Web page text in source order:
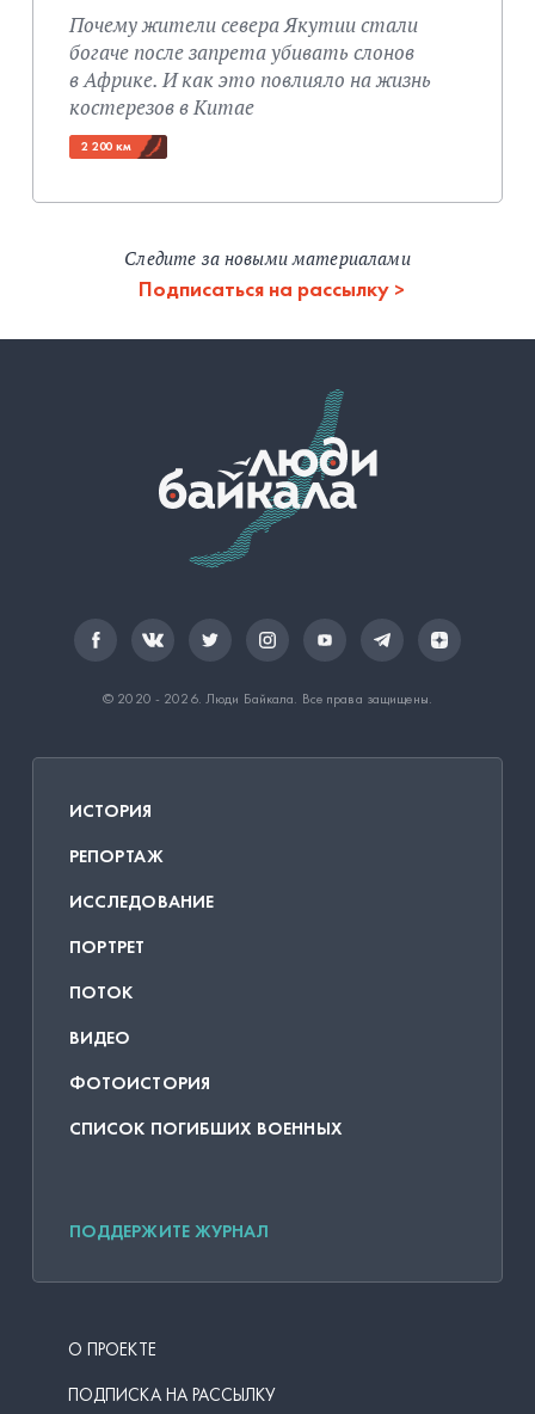
Почему жители севера Якутии стали
богаче после запрета убивать слонов
в Африке. И как это повлияло на жизнь
костерезов в Китае
2 200 км
Следите за новыми материалами
Подписаться на рассылку
© 2020 - 2026. Люди Байкала. Все права защищены.
ИСТОРИЯ
РЕПОРТАЖ
ИССЛЕДОВАНИЕ
ПОРТРЕТ
ПОТОК
ВИДЕО
ФОТОИСТОРИЯ
СПИСОК ПОГИБШИХ ВОЕННЫХ
ПОДДЕРЖИТЕ ЖУРНАЛ
О ПРОЕКТЕ
ПОДПИСКА НА РАССЫЛКУ